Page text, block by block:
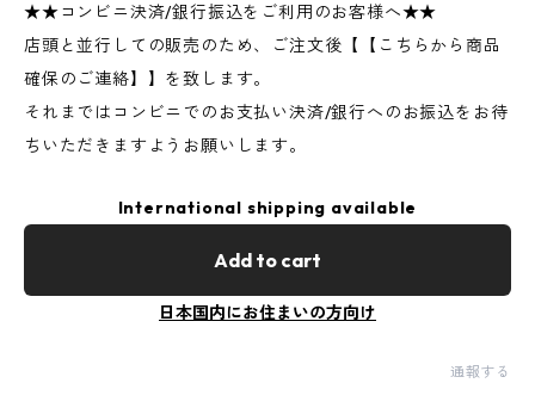
★★コンビニ決済/銀行振込をご利用のお客様へ★★
店頭と並行しての販売のため、ご注文後【【こちらから商品
確保のご連絡】】を致します。
それまではコンビニでのお支払い決済/銀行へのお振込をお待
ちいただきますようお願いします。
International shipping available
Add to cart
日本国内にお住まいの方向け
通報する